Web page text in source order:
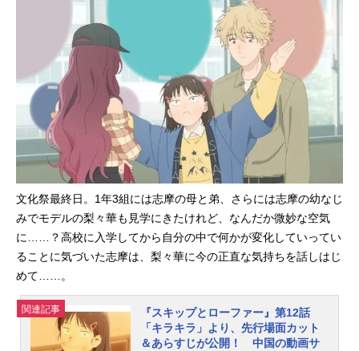
放送が決定しました。第11話「ワイ
ワイ ザワザワ」あらすじもうすぐ
文化祭。1年3組は演劇をやることに
なったけれど、みつみは生徒会の仕
事があり、クラスの準備にはあまり
参加できずにいた。無理して脚本の
打ち合わせに協力しようとしたもの
の、寝坊して遅刻してしまい……。
スタッフ脚本：日高勝郎画コンテ・
演出：阿部ゆり子総作画監督：井川
麗奈作画監督：天野和子、LeeSanJi
n、柳瀬譲二、LeeMin-bae、JooOk-y
oonABEMAにて振り返り一挙放送が
決定！ABEMAにて振り返り一挙放送
が決定しました！ 放送後1週間、無
～ 第1話～第9話振り返り一挙放送
放送チャンネル：ABEMAアニメチャ
ンネルにて実施番組URL：・6月13日
文化祭最終日。1年3組には志摩の母と弟、さらには志摩の幼なじ
みでモデルの梨々華も見学にきたけれど、なんだか微妙な空気
に……？高校に入学してから自分の中で何かが変化していってい
ることに気づいた志摩は、梨々華に今の正直な気持ちを話しはじ
めて……。
関連記事
『スキップとローファー』第12話
「キラキラ」より、先行場面カット
＆あらすじが公開！ 中国の動画サ